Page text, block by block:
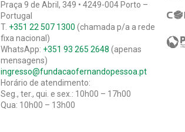
Praça 9 de Abril, 349 • 4249-004 Porto –
Portugal
T. +351 22 507 1300 (chamada p/a a rede
fixa nacional)
WhatsApp: +351 93 265 2648 (apenas
mensagens)
ingresso@fundacaofernandopessoa.pt
Horário de atendimento:
Seg., ter., qui. e sex.: 10h00 – 17h00
Qua: 10h00 – 13h00